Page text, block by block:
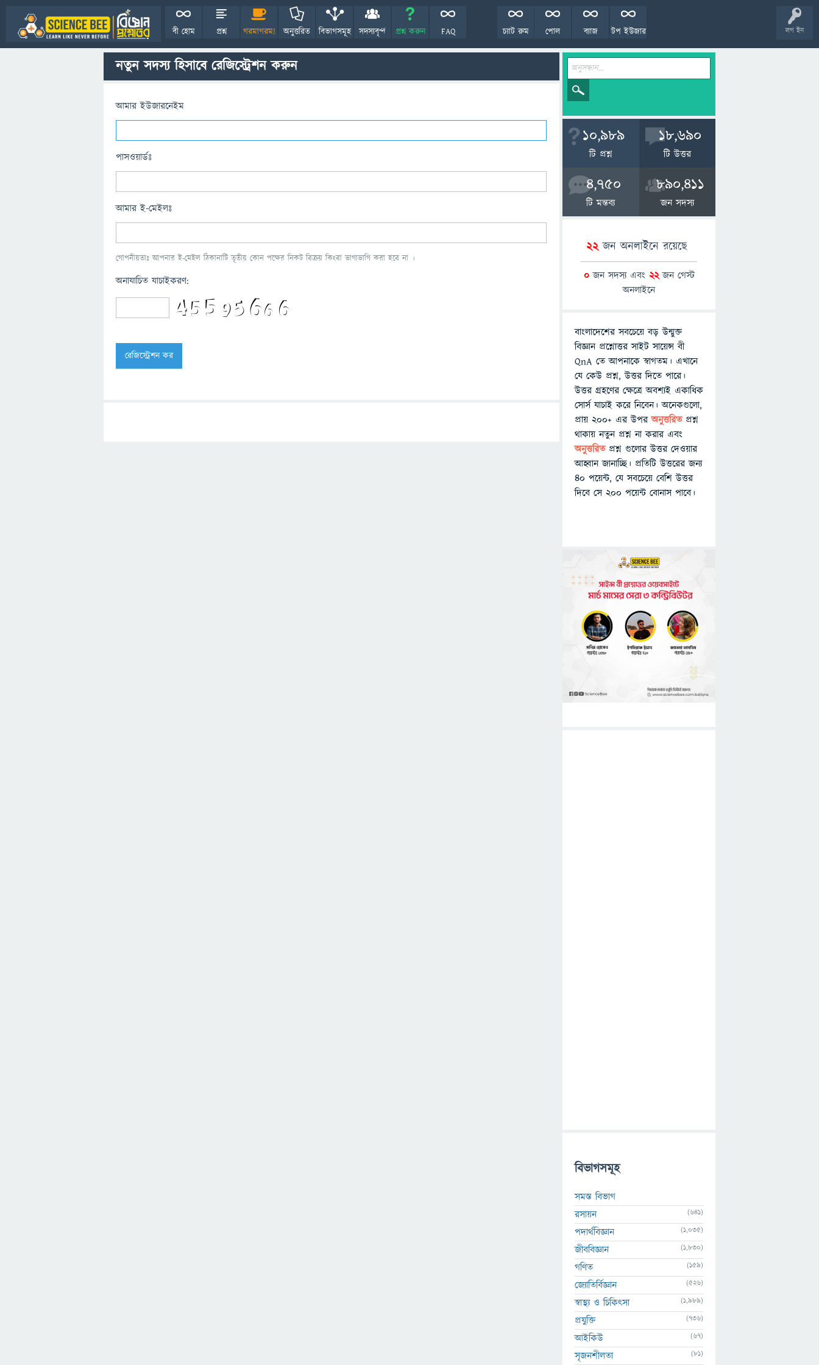
লগ ইন
বী হোম প্রশ্ন গরমাগরম! অনুত্তরিত বিভাগসমূহ সদস্যবৃন্দ প্রশ্ন করুন FAQ টপ ইউজার
ব্যাজ
পোল
চ্যাট রুম
নতুন সদস্য হিসাবে রেজিস্ট্রেশন করুন
আমার ইউজারনেইম
পাসওয়ার্ডঃ
আমার ই-মেইলঃ
গোপনীয়তাঃ আপনার ই-মেইল ঠিকানাটি তৃতীয় কোন পক্ষের নিকট বিক্রয় কিংবা ভাগাভাগি করা হবে না ।
অনাযাচিত যাচাইকরণ:
10,989
টি প্রশ্ন
18,690
টি উত্তর
4,750
টি মন্তব্য
890,411
জন সদস্য
22জন অনলাইনে রয়েছে
0জন সদস্য এবং 22জন গেস্ট
অনলাইনে
বাংলাদেশের সবচেয়ে বড় উন্মুক্ত
বিজ্ঞান প্রশ্নোত্তর সাইট সায়েন্স বী
QnA তে আপনাকে স্বাগতম। এখানে
যে কেউ প্রশ্ন, উত্তর দিতে পারে।
উত্তর গ্রহণের ক্ষেত্রে অবশ্যই একাধিক
সোর্স যাচাই করে নিবেন। অনেকগুলো,
প্রায় ২০০+ এর উপরঅনুত্তরিতপ্রশ্ন
থাকায় নতুন প্রশ্ন না করার এবং
অনুত্তরিত প্রশ্ন গুলোর উত্তর দেওয়ার
আহ্বান জানাচ্ছি। প্রতিটি উত্তরের জন্য
৪০ পয়েন্ট, যে সবচেয়ে বেশি উত্তর
দিবে সে ২০০ পয়েন্ট বোনাস পাবে।
বিভাগসমূহ
সমস্ত বিভাগ
রসায়ন
(641)
পদার্থবিজ্ঞান (1,035)
জীববিজ্ঞান (1,830)
গণিত (159)
জ্যোতির্বিজ্ঞান (526)
স্বাস্থ্য ও চিকিৎসা (1,989)
প্রযুক্তি (736)
আইকিউ (67)
সৃজনশীলতা (81)